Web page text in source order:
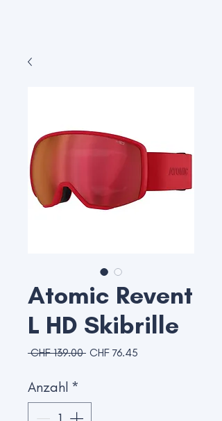
Atomic Revent
L HD Skibrille
CHF 139.00 Standardpreis
CHF 76.45
Anzahl *